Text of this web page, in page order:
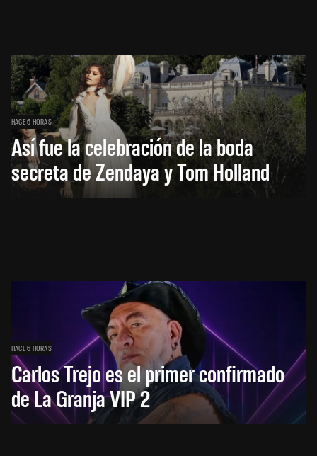
HACE 6 HORAS
Así fue la celebración de la boda
secreta de Zendaya y Tom Holland
HACE 6 HORAS
Carlos Trejo es el primer confirmado
de La Granja VIP 2